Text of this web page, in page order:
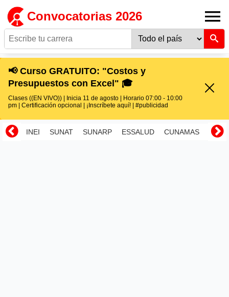
Convocatorias 2026
📢 Curso GRATUITO: "Costos y
Presupuestos con Excel" 🎓
Clases ((EN VIVO)) | Inicia 11 de agosto | Horario 07:00 - 10:00
pm | Certificación opcional | ¡Inscríbete aquí! | #publicidad
INEI SUNAT SUNARP ESSALUD CUNAMAS